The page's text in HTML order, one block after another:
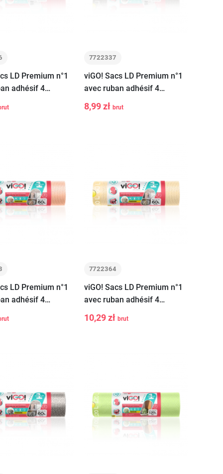
LD Premium n°1
adhésif 4
ORIGINAL fraise
7722337
viGO! Sacs LD Premium n°1
avec ruban adhésif 4
SEASONS SILVER new home
35L 15 pcs
8,99 zł brut
-
LD Premium n°1
adhésif 4
AUTUMN bubble
10 pcs
7722364
viGO! Sacs LD Premium n°1
avec ruban adhésif 4
SEASONS WINTER vanille
60L 10 pcs
10,29 zł brut